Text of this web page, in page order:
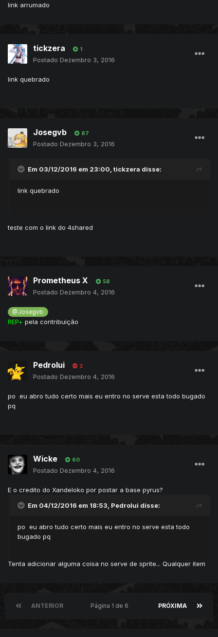
link arrumado
tickzera 1
Postado Dezembro 3, 2016
link quebrado
Josegvb 87
Postado Dezembro 3, 2016
Em 03/12/2016 em 23:00, tickzera disse:
link quebrado
teste com o link do 4shared
Prometheus X 58
Postado Dezembro 4, 2016
@Josegvb
REP+ pela contribuição
Pedrolui 2
Postado Dezembro 4, 2016
po eu abro tudo certo mais eu entro no serve esta todo bugado
pq
Wicke 60
Postado Dezembro 4, 2016
E o credito do Xandeloko por postar a base pyrus?
Em 04/12/2016 em 18:53, Pedrolui disse:
po eu abro tudo certo mais eu entro no serve esta todo
bugado pq
Tenta adicionar alguma coisa no serve de sprite... Qualquer item
ANTERIOR PRÓXIMA
Página 1 de 6